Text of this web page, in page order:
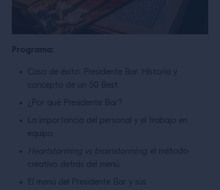
Programa:
Caso de éxito; Presidente Bar. Historia y
concepto de un 50 Best.
¿Por qué Presidente Bar?
La importancia del personal y el trabajo en
equipo.
Heartstorming vs brainstorming; el método
creativo detrás del menú.
El menú del Presidente Bar y sus